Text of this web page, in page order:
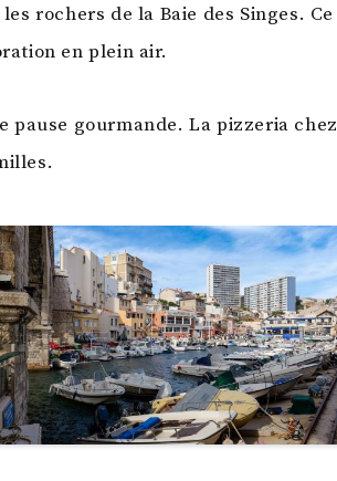
rochers de la Baie des Singes. Ce
en plein air.
pause gourmande. La pizzeria chez